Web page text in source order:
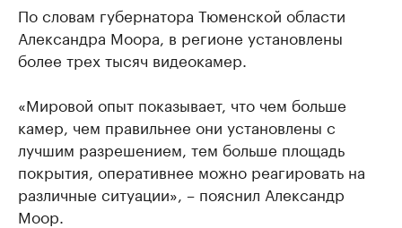
По словам губернатора Тюменской области
Александра Моора, в регионе установлены
более трех тысяч видеокамер.
«Мировой опыт показывает, что чем больше
камер, чем правильнее они установлены с
лучшим разрешением, тем больше площадь
покрытия, оперативнее можно реагировать на
различные ситуации», – пояснил Александр
Моор.